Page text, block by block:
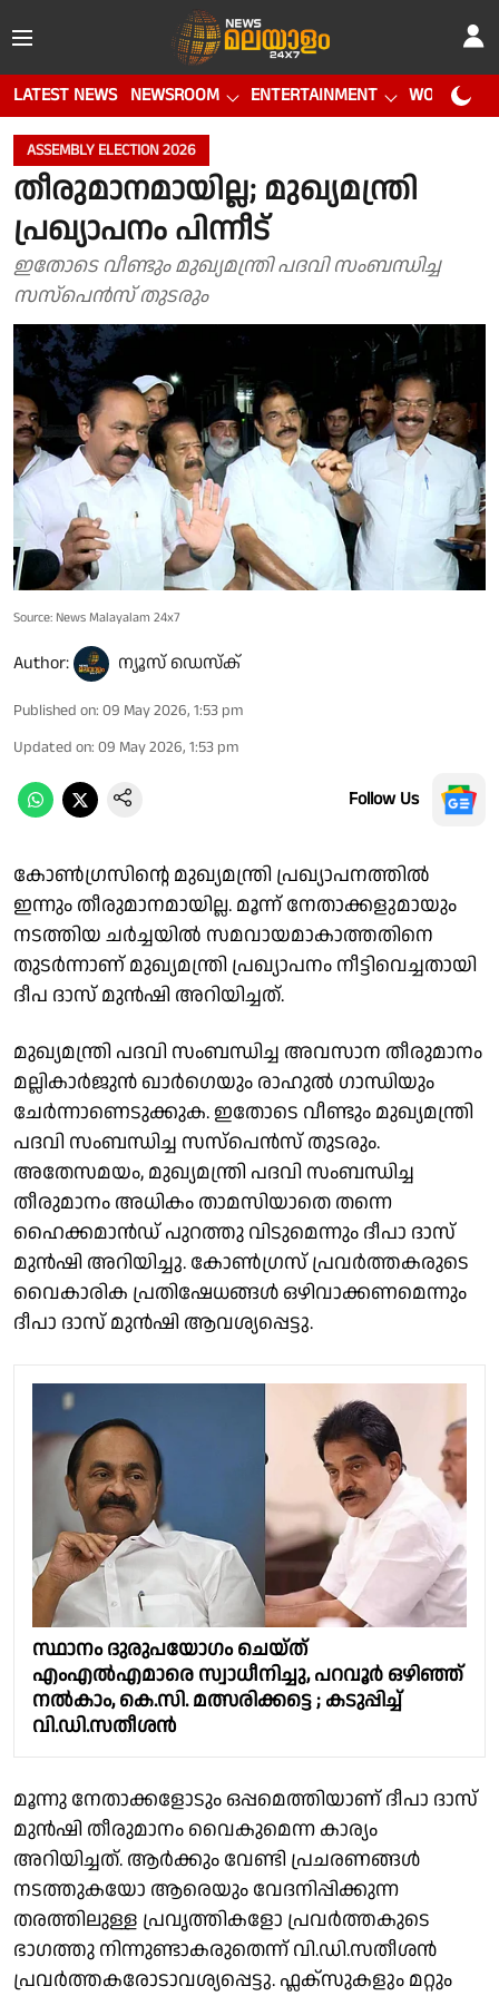
LATEST NEWS NEWSROOM ENTERTAINMENT WORLD CUP
ASSEMBLY ELECTION 2026
തീരുമാനമായില്ല; മുഖ്യമന്ത്രി
പ്രഖ്യാപനം പിന്നീട്
ഇതോടെ വീണ്ടും മുഖ്യമന്ത്രി പദവി സംബന്ധിച്ച
സസ്പെൻസ് തുടരും
Source: News Malayalam 24x7
Author: ന്യൂസ് ഡെസ്ക്
Published on: 09 May 2026, 1:53 pm
Updated on: 09 May 2026, 1:53 pm
Follow Us
കോൺഗ്രസിൻ്റെ മുഖ്യമന്ത്രി പ്രഖ്യാപനത്തിൽ
ഇന്നും തീരുമാനമായില്ല. മൂന്ന് നേതാക്കളുമായും
നടത്തിയ ചർച്ചയിൽ സമവായമാകാത്തതിനെ
തുടർന്നാണ് മുഖ്യമന്ത്രി പ്രഖ്യാപനം നീട്ടിവെച്ചതായി
ദീപ ദാസ് മുൻഷി അറിയിച്ചത്.
മുഖ്യമന്ത്രി പദവി സംബന്ധിച്ച അവസാന തീരുമാനം
മല്ലികാർജുൻ ഖാർഗെയും രാഹുൽ ഗാന്ധിയും
ചേർന്നാണെടുക്കുക. ഇതോടെ വീണ്ടും മുഖ്യമന്ത്രി
പദവി സംബന്ധിച്ച സസ്പെൻസ് തുടരും.
അതേസമയം, മുഖ്യമന്ത്രി പദവി സംബന്ധിച്ച
തീരുമാനം അധികം താമസിയാതെ തന്നെ
ഹൈക്കമാൻഡ് പുറത്തു വിടുമെന്നും ദീപാ ദാസ്
മുൻഷി അറിയിച്ചു. കോൺഗ്രസ് പ്രവർത്തകരുടെ
വൈകാരിക പ്രതിഷേധങ്ങൾ ഒഴിവാക്കണമെന്നും
ദീപാ ദാസ് മുൻഷി ആവശ്യപ്പെട്ടു.
സ്ഥാനം ദുരുപയോഗം ചെയ്ത്
എംഎൽഎമാരെ സ്വാധീനിച്ചു, പറവൂർ ഒഴിഞ്ഞ്
നൽകാം, കെ.സി. മത്സരിക്കട്ടെ ; കടുപ്പിച്ച്
വി.ഡി.സതീശൻ
മൂന്നു നേതാക്കളോടും ഒപ്പമെത്തിയാണ് ദീപാ ദാസ്
മുൻഷി തീരുമാനം വൈകുമെന്ന കാര്യം
അറിയിച്ചത്. ആർക്കും വേണ്ടി പ്രചരണങ്ങൾ
നടത്തുകയോ ആരെയും വേദനിപ്പിക്കുന്ന
തരത്തിലുള്ള പ്രവൃത്തികളോ പ്രവർത്തകുടെ
ഭാഗത്തു നിന്നുണ്ടാകരുതെന്ന് വി.ഡി.സതീശൻ
പ്രവർത്തകരോടാവശ്യപ്പെട്ടു. ഫ്ലക്സുകളും മറ്റും